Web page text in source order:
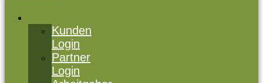
Kunden
Login
Partner
Login